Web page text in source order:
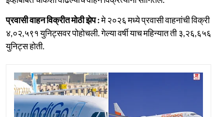
प्रवासी वाहन विक्रीत मोठी झेप :मे २०२६ मध्ये प्रवासी वाहनांची विक्री
४,०२,५९१ युनिट्सवर पोहोचली. गेल्या वर्षी याच महिन्यात ती ३,२६,६५६
युनिट्स होती.